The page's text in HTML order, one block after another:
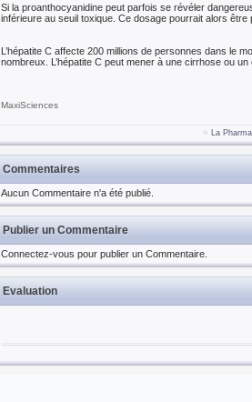
Si la proanthocyanidine peut parfois se révéler
inférieure au seuil toxique. Ce dosage pourrait alors être
L’hépatite C affecte 200 millions de personnes dans le
nombreux. L’hépatite C peut mener à une cirrhose ou un
MaxiSciences
La
Commentaires
Aucun Commentaire n'a été publié.
Publier un Commentaire
Connectez-vous pour publier un Commentaire.
Evaluation